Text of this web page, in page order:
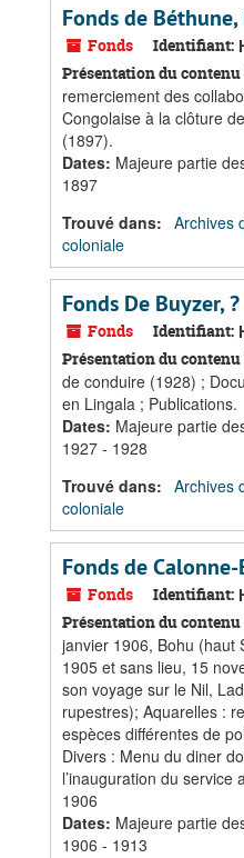
Fonds de Béthune,
Fonds Identifiant:
Présentation du contenu
remerciement des
Congolaise à la clôture
(1897).
Dates: Majeure partie
1897
Trouvé dans: Archives
coloniale
Fonds De Buyzer, ?
Fonds Identifiant:
Présentation du contenu
de conduire (1928) ;
en Lingala ; Publications.
Dates: Majeure partie
1927 - 1928
Trouvé dans: Archives
coloniale
Fonds de
Fonds Identifiant:
Présentation du contenu
janvier 1906, Bohu (haut
1905 et sans lieu, 15
son voyage sur le Nil,
rupestres); Aquarelles :
espèces différentes de
Divers : Menu du diner
l’inauguration du service
1906
Dates: Majeure partie
1906 - 1913